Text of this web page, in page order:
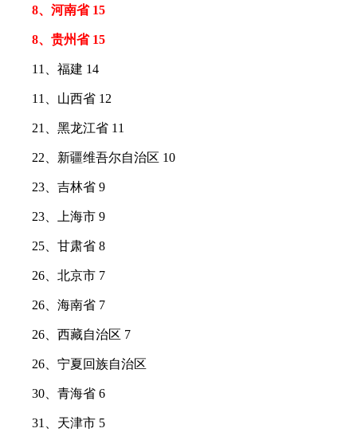
8、河南省 15
8、贵州省 15
11、福建 14
11、山西省 12
21、黑龙江省 11
22、新疆维吾尔自治区 10
23、吉林省 9
23、上海市 9
25、甘肃省 8
26、北京市 7
26、海南省 7
26、西藏自治区 7
26、宁夏回族自治区
30、青海省 6
31、天津市 5